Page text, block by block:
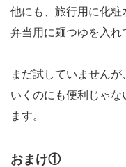
他にも、旅行用に化
弁当用に麺つゆを入れ
まだ試していません
いくのにも便利じゃ
ます。
おまけ①